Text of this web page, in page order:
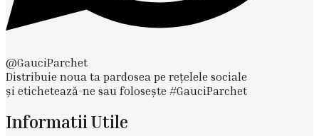
@GauciParchet
Distribuie noua ta pardosea pe rețelele sociale
și etichetează-ne sau folosește #GauciParchet
Informatii Utile